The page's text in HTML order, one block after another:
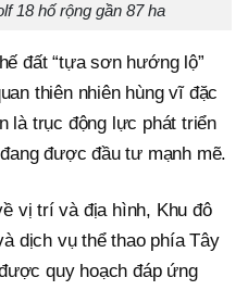
18 hố rộng gần 87 ha
đất “tựa sơn hướng lộ”
thiên nhiên hùng vĩ đặc
là trục động lực phát triển
được đầu tư mạnh mẽ.
vị trí và địa hình, Khu đô
dịch vụ thể thao phía Tây
quy hoạch đáp ứng